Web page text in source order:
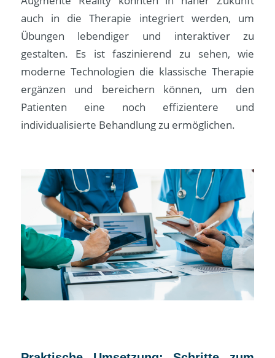
auch in die Therapie integriert werden, um
Übungen lebendiger und interaktiver zu
gestalten. Es ist faszinierend zu sehen, wie
moderne Technologien die klassische Therapie
ergänzen und bereichern können, um den
Patienten eine noch effizientere und
individualisierte Behandlung zu ermöglichen.